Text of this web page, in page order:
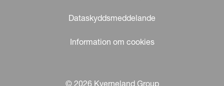
Dataskyddsmeddelande
Information om cookies
© 2026 Kverneland Group